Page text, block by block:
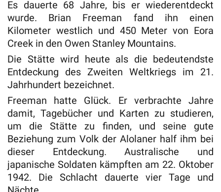
Es dauerte 68 Jahre, bis er wiederentdeckt
wurde. Brian Freeman fand ihn einen
Kilometer westlich und 450 Meter von Eora
Creek in den Owen Stanley Mountains.
Die Stätte wird heute als die bedeutendste
Entdeckung des Zweiten Weltkriegs im 21.
Jahrhundert bezeichnet.
Freeman hatte Glück. Er verbrachte Jahre
damit, Tagebücher und Karten zu studieren,
um die Stätte zu finden, und seine gute
Beziehung zum Volk der Alolaner half ihm bei
dieser Entdeckung. Australische und
japanische Soldaten kämpften am 22. Oktober
1942. Die Schlacht dauerte vier Tage und